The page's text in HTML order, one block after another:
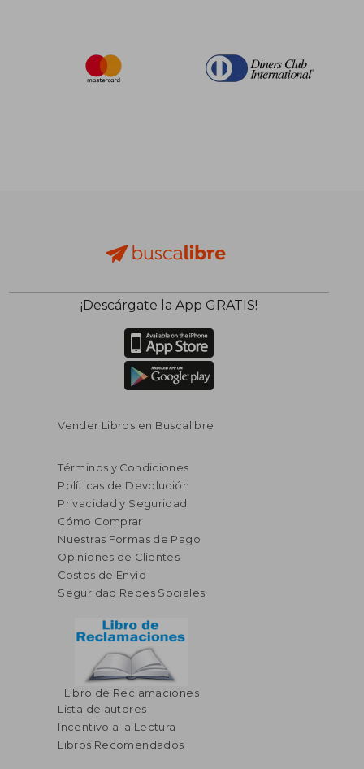
¡Descárgate la App GRATIS!
Vender Libros en Buscalibre
Términos y Condiciones
Políticas de Devolución
Privacidad y Seguridad
Cómo Comprar
Nuestras Formas de Pago
Opiniones de Clientes
Costos de Envío
Seguridad Redes Sociales
Libro de Reclamaciones
Lista de autores
Incentivo a la Lectura
Libros Recomendados